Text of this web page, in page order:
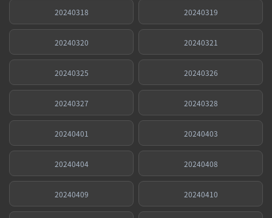
20240318 20240319
20240320 20240321
20240325 20240326
20240327 20240328
20240401 20240403
20240404 20240408
20240409 20240410